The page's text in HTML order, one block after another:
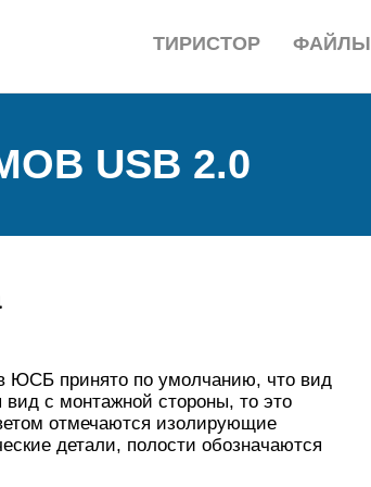
ФАЙЛЫ
ТИРИСТОР
USB 2.0
ЮСБ принято по умолчанию, что вид
с монтажной стороны, то это
отмечаются изолирующие
детали, полости обозначаются